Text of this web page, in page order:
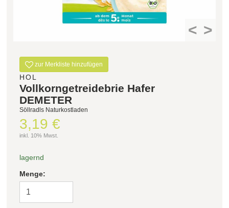
Detail
Filter zurücksetzen
< >
zur Merkliste hinzufügen
HOL
Vollkorngetreidebrie Hafer
DEMETER
Söllradls Naturkostladen
3,19 €
inkl. 10% Mwst.
lagernd
Menge: